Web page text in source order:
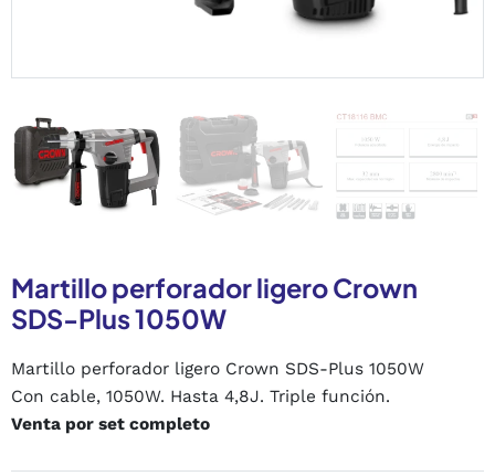
Martillo perforador ligero Crown
SDS-Plus 1050W
Martillo perforador ligero Crown SDS-Plus 1050W
Con cable, 1050W. Hasta 4,8J. Triple función.
Venta por set completo